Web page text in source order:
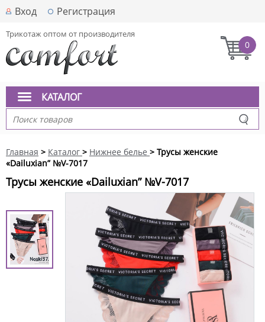
Вход Регистрация
Трикотаж оптом от производителя
0
КАТАЛОГ
Главная > Каталог > Нижнее белье > Трусы женские
«Dailuxian” №V-7017
Трусы женские «Dailuxian” №V-7017